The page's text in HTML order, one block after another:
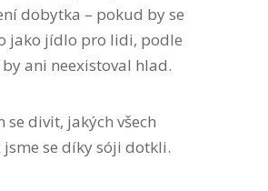
dobytka – pokud by se
jako jídlo pro lidi, podle
by ani neexistoval hlad.
se divit, jakých všech
se díky sóji dotkli.